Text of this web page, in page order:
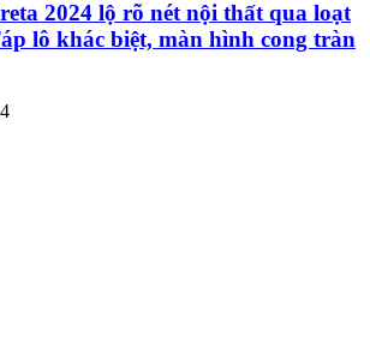
2024 lộ rõ nét nội thất qua loạt
lô khác biệt, màn hình cong tràn